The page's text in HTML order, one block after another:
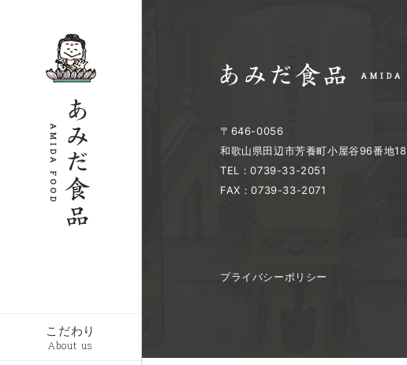
こだわり
About us
〒646-0056
和歌山県田辺市芳養町小屋谷96番地18
TEL：0739-33-2051
FAX：0739-33-2071
プライバシーポリシー